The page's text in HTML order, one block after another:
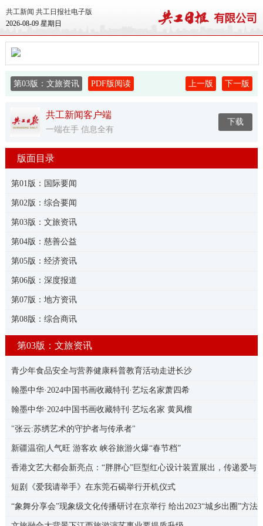
共工新闻 共工日报社电子版
2026-08-09 星期日
第03版：文旅资讯 PDF版阅读 下一版
上一版
共工新闻客户端
一端在手 信息全有
下载
版面目录
第01版：国际要闻
第02版：综合要闻
第03版：文旅资讯
第04版：慈善公益
第05版：经济资讯
第06版：深度报道
第07版：地方资讯
第08版：综合商讯
第03版：文旅资讯
青少年食品安全与营养健康科普教育活动走进长沙
翰墨中华·2024中国书画收藏特刊·艺坛名家萧四希
翰墨中华·2024中国书画收藏特刊·艺坛名家 黄凤榴
"张云:苏绣艺术的守护者与传承者"
新疆温宿|人气旺 游客欢 峡谷旅游火爆“春节档”
香港文艺大都会新亮点：“胖胖心”巨型红心设计装置展出，传递爱与
正能量
短剧《爱我请举手》在东莞石碣举行开机仪式
“象舞分享会”现象级文化传播研讨在京举行 给出2023“城乡出圈”方法